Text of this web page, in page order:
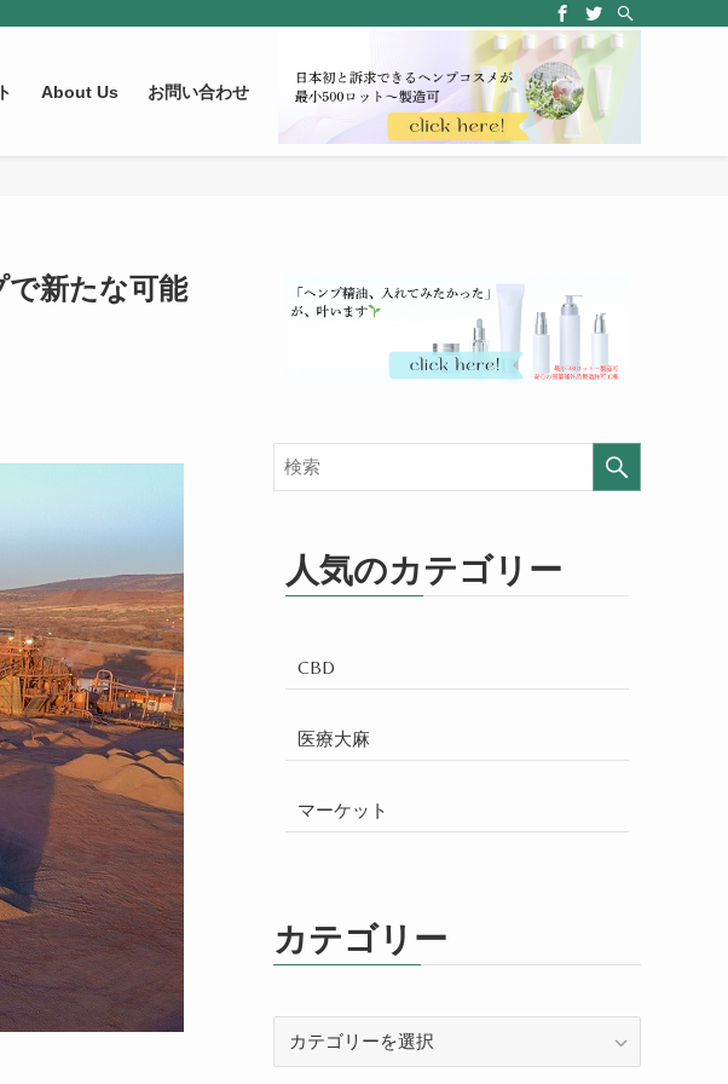
About Us お問い合わせ
で新たな可能
人気のカテゴリー
CBD
医療大麻
マーケット
カテゴリー